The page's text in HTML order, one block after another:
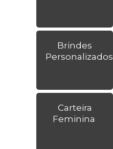
Brindes
Personalizados
Carteira
Feminina